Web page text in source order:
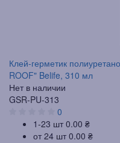
Клей-герметик
ROOF" Belife, 310 мл
Нет в наличии
GSR-PU-313
0
1-23 шт 0.00 ₴
от 24 шт 0.00 ₴